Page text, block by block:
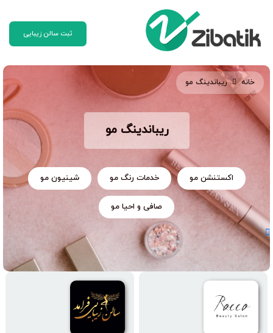
ثبت سالن زیبایی
خانه ریباندینگ مو
ریباندینگ مو
اکستنشن مو خدمات رنگ مو شینیون مو
صافی و احیا مو